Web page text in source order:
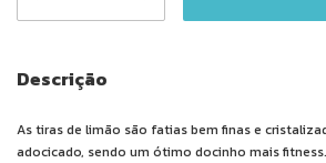
Descrição
As tiras de limão são fatias bem finas e
adocicado, sendo um ótimo docinho mais fitness.